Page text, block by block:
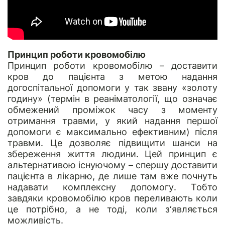
Принцип роботи кровомобілю
Принцип роботи кровомобілю – доставити
кров до пацієнта з метою надання
догоспітальної допомоги у так звану «золоту
годину» (термін в реаніматології, що означає
обмежений проміжок часу з моменту
отримання травми, у який надання першої
допомоги є максимально ефективним) після
травми. Це дозволяє підвищити шанси на
збереження життя людини. Цей принцип є
альтернативою існуючому – спершу доставити
пацієнта в лікарню, де лише там вже почнуть
надавати комплексну допомогу. Тобто
завдяки кровомобілю кров переливають коли
це потрібно, а не тоді, коли з‘являється
можливість.